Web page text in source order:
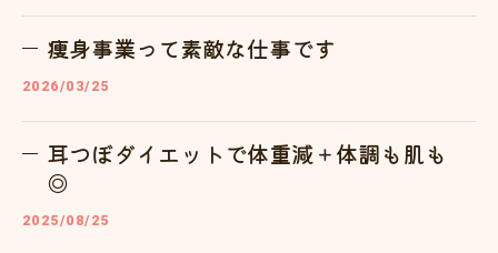
痩身事業って素敵な仕事です
2026/03/25
耳つぼダイエットで体重減＋体調も肌も
◎
2025/08/25